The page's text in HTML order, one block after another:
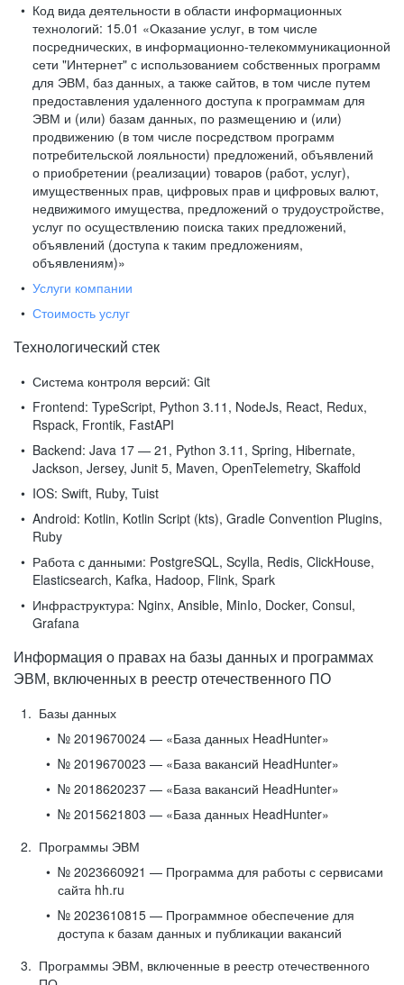
Код вида деятельности в области информационных
технологий: 15.01 «Оказание услуг, в том числе
посреднических, в информационно-телекоммуникационной
сети "Интернет" с использованием собственных программ
для ЭВМ, баз данных, а также сайтов, в том числе путем
предоставления удаленного доступа к программам для
ЭВМ и (или) базам данных, по размещению и (или)
продвижению (в том числе посредством программ
потребительской лояльности) предложений, объявлений
о приобретении (реализации) товаров (работ, услуг),
имущественных прав, цифровых прав и цифровых валют,
недвижимого имущества, предложений о трудоустройстве,
услуг по осуществлению поиска таких предложений,
объявлений (доступа к таким предложениям,
объявлениям)»
Услуги компании
Стоимость услуг
Технологический стек
Система контроля версий: Git
Frontend: TypeScript, Python 3.11, NodeJs, React, Redux,
Rspack, Frontik, FastAPI
Backend: Java 17 — 21, Python 3.11, Spring, Hibernate,
Jackson, Jersey, Junit 5, Maven, OpenTelemetry, Skaffold
IOS: Swift, Ruby, Tuist
Android: Kotlin, Kotlin Script (kts), Gradle Convention Plugins,
Ruby
Работа с данными: PostgreSQL, Scylla, Redis, ClickHouse,
Elasticsearch, Kafka, Hadoop, Flink, Spark
Инфраструктура: Nginx, Ansible, MinIo, Docker, Consul,
Grafana
Информация о правах на базы данных и программах
ЭВМ, включенных в реестр отечественного ПО
Базы данных
№ 2019670024 — «База данных HeadHunter»
№ 2019670023 — «База вакансий HeadHunter»
№ 2018620237 — «База вакансий HeadHunter»
№ 2015621803 — «База данных HeadHunter»
Программы ЭВМ
№ 2023660921 — Программа для работы с сервисами
сайта hh.ru
№ 2023610815 — Программное обеспечение для
доступа к базам данных и публикации вакансий
Программы ЭВМ, включенные в реестр отечественного